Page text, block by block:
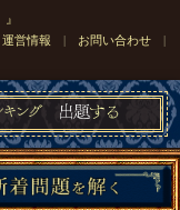
運営情報 | お問い合わせ |